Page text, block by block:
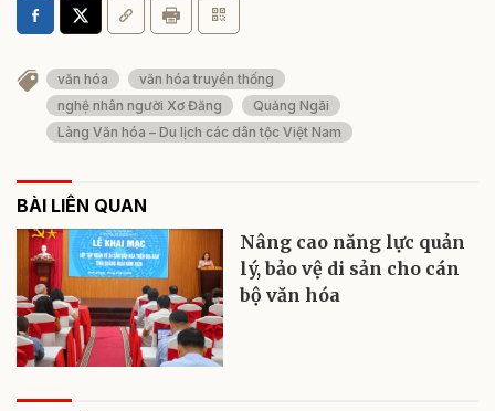
văn hóa
văn hóa truyền thống
nghệ nhân người Xơ Đăng
Quảng Ngãi
Làng Văn hóa – Du lịch các dân tộc Việt Nam
BÀI LIÊN QUAN
Nâng cao năng lực quản
lý, bảo vệ di sản cho cán
bộ văn hóa